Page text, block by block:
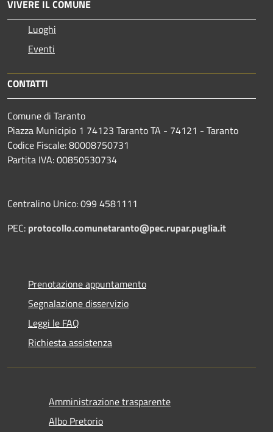
VIVERE IL COMUNE
Luoghi
Eventi
CONTATTI
Comune di Taranto
Piazza Municipio 1 74123 Taranto TA - 74121 - Taranto
Codice Fiscale: 80008750731
Partita IVA: 00850530734
Centralino Unico: 099 4581111
PEC: protocollo.comunetaranto@pec.rupar.puglia.it
Prenotazione appuntamento
Segnalazione disservizio
Leggi le FAQ
Richiesta assistenza
Amministrazione trasparente
Albo Pretorio